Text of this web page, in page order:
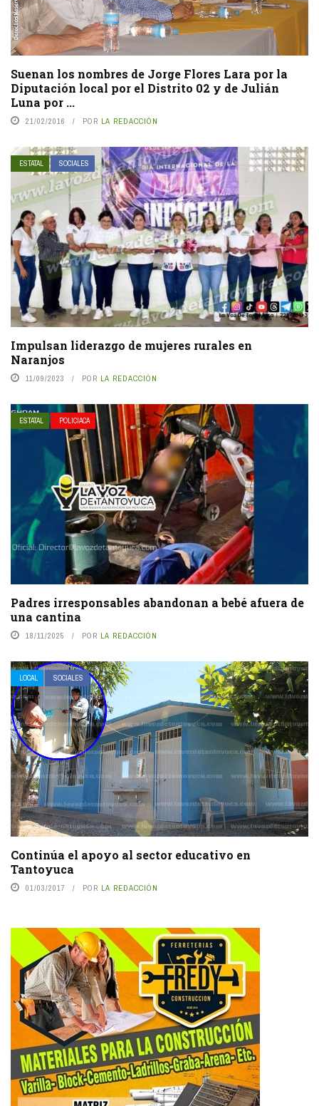
Suenan los nombres de Jorge Flores Lara por la
Diputación local por el Distrito 02 y de Julián
Luna por ...
21/02/2016 POR LA REDACCIÓN
ESTATAL SOCIALES
Impulsan liderazgo de mujeres rurales en
Naranjos
11/09/2023 POR LA REDACCIÓN
ESTATAL POLICIACA
Padres irresponsables abandonan a bebé afuera de
una cantina
18/11/2025 POR LA REDACCIÓN
LOCAL SOCIALES
Continúa el apoyo al sector educativo en
Tantoyuca
01/03/2017 POR LA REDACCIÓN